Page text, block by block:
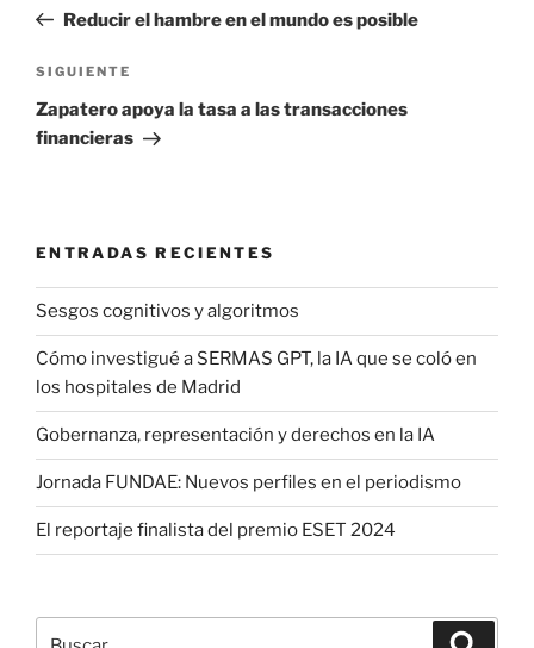
entradas
anterior:
Reducir el hambre en el mundo es posible
Siguiente
entrada
SIGUIENTE
Zapatero apoya la tasa a las transacciones
financieras
ENTRADAS RECIENTES
Sesgos cognitivos y algoritmos
Cómo investigué a SERMAS GPT, la IA que se coló en
los hospitales de Madrid
Gobernanza, representación y derechos en la IA
Jornada FUNDAE: Nuevos perfiles en el periodismo
El reportaje finalista del premio ESET 2024